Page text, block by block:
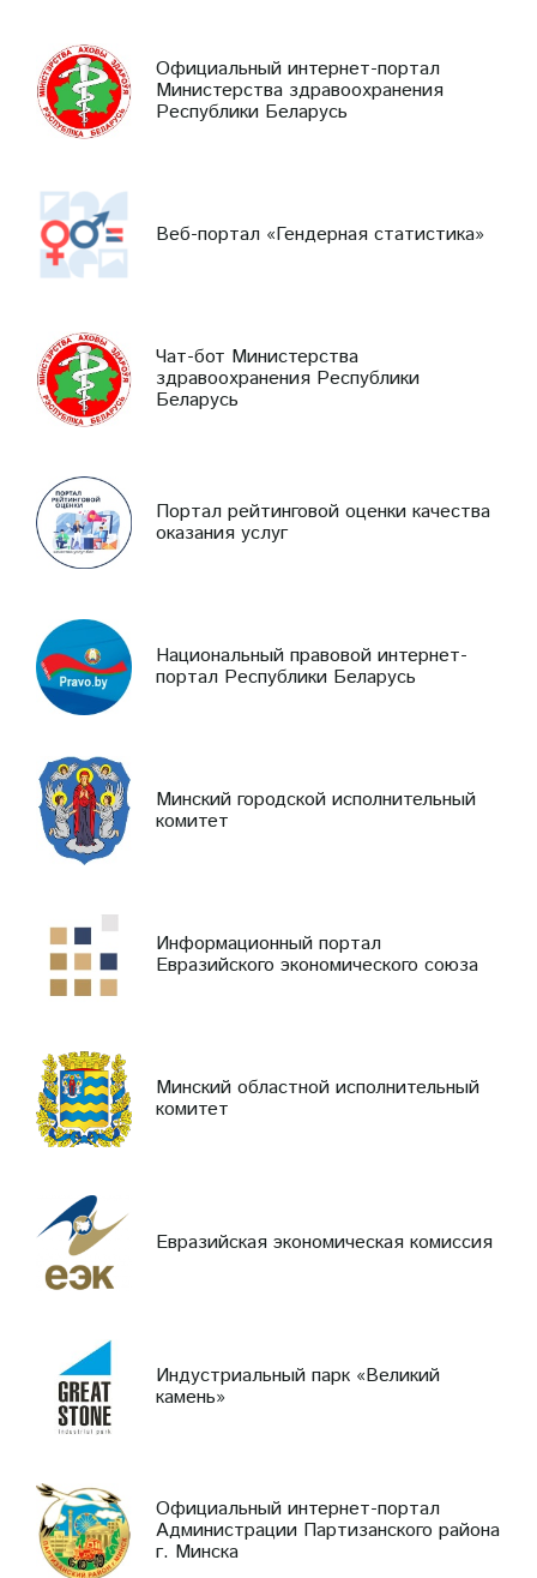
Официальный интернет-портал
Министерства здравоохранения
Республики Беларусь
Веб-портал «Гендерная статистика»
Чат-бот Министерства
здравоохранения Республики
Беларусь
Портал рейтинговой оценки качества
оказания услуг
Национальный правовой интернет-
портал Республики Беларусь
Минский городской исполнительный
комитет
Информационный портал
Евразийского экономического союза
Минский областной исполнительный
комитет
Евразийская экономическая комиссия
Индустриальный парк «Великий
камень»
Официальный интернет-портал
Администрации Партизанского района
г. Минска